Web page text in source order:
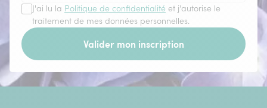
J'ai lu la Politique de confidentialité et j'autorise le
traitement de mes données personnelles.
Valider mon inscription